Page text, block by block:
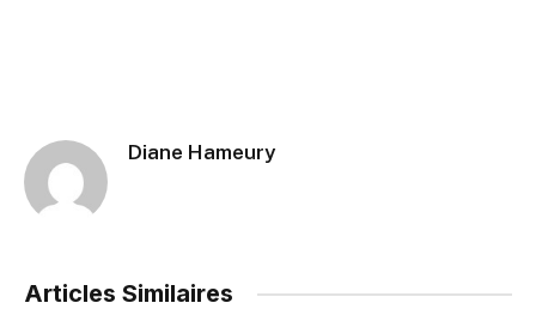
Diane Hameury
Articles Similaires